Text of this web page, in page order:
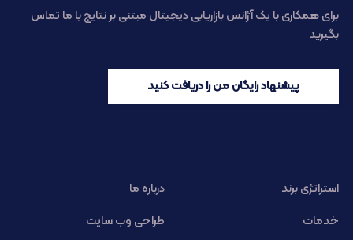
برای همکاری با یک آژانس بازاریابی دیجیتال مبتنی بر نتایج با ما تماس
بگیرید
پیشنهاد رایگان من را دریافت کنید
استراتژی برند
درباره ما
خدمات
طراحی وب سایت